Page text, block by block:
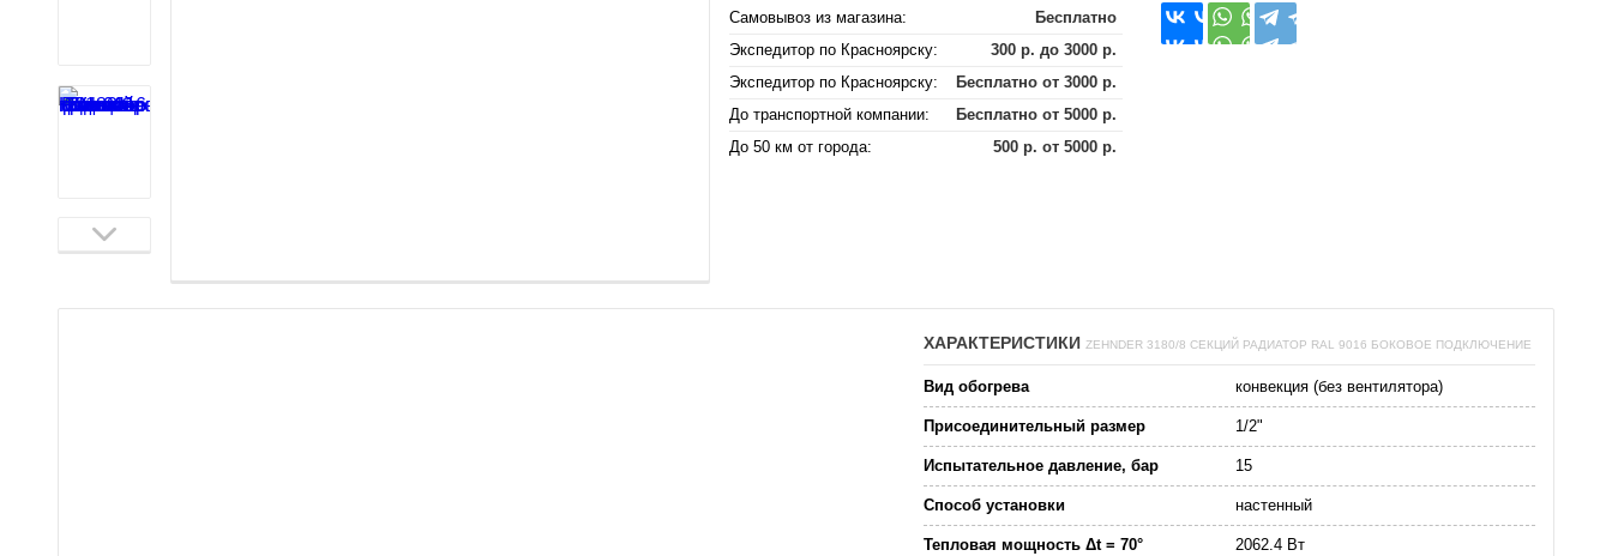
Самовывоз из магазина:
Бесплатно
Экспедитор по Красноярску:
300 р. до 3000 р.
Экспедитор по Красноярску:
Бесплатно от 3000 р.
До транспортной компании:
Бесплатно от 5000 р.
До 50 км от города:
500 р. от 5000 р.
ХАРАКТЕРИСТИКИ ZEHNDER 3180/8 СЕКЦИЙ РАДИАТОР RAL 9016 БОКОВОЕ ПОДКЛЮЧЕНИЕ
Вид обогрева конвекция (без вентилятора)
Присоединительный размер 1/2"
Испытательное давление, бар 15
Способ установки настенный
Тепловая мощность Δt = 70° 2062.4 Вт